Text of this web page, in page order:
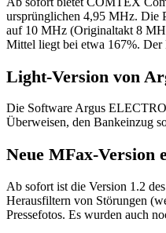
ursprünglichen 4,95 MHz. Die
auf 10 MHz (Originaltakt 8
Mittel liegt bei etwa 167%.
Light-Version von
Die Software Argus
Überweisen, den Bankeinzug
Neue MFax-Version
Ab sofort ist die Version 1.2
Herausfiltern von Störungen
Pressefotos. Es wurden auch